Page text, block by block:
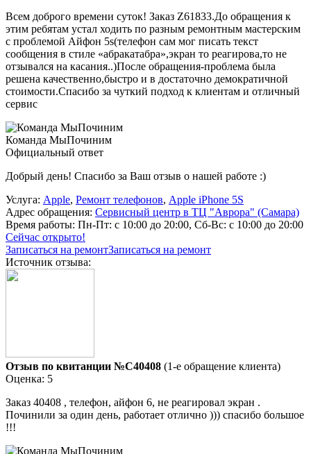
Всем доброго времени суток! Заказ Z61833.До обращения к
этим ребятам устал ходить по разным ремонтным мастерским
с проблемой Айфон 5s(телефон сам мог писать текст
сообщения в стиле «абракатабра»,экран то реагирова,то не
отзывался на касания..)После обращения-проблема была
решена качественно,быстро и в достаточно демократичной
стоимости.Спасибо за чуткий подход к клиентам и отличный
сервис
Команда МыПочиним
Официальный ответ
Добрый день! Спасибо за Ваш отзыв о нашей работе :)
Услуга: Apple, Ремонт телефонов, Apple iPhone 5S
Адрес обращения: Сервисный центр в ТЦ "Аврора" (Самара)
Время работы: Пн-Пт: с 10:00 до 20:00, Сб-Вс: с 10:00 до 20:00
Сейчас открыто!
Записаться на ремонтЗаписаться на ремонт
Источник отзыва:
Отзыв по квитанции №C40408 (1-е обращение клиента)
Оценка: 5
Заказ 40408 , телефон, айфон 6, не реагировал экран .
Починили за один день, работает отлично ))) спасибо большое
!!!